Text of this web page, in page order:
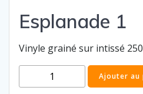
Esplanade 1
Vinyle grainé sur intissé
quantité
de
Ajouter au